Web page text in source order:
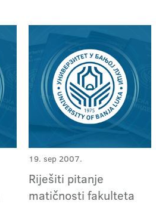
19. sep 2007.
Riješiti pitanje
matičnosti fakulteta